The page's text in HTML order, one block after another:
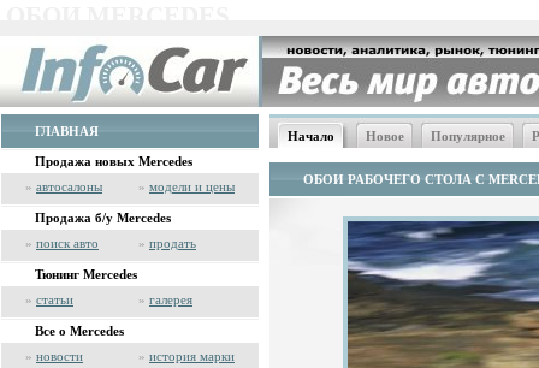
ГЛАВНАЯ
Продажа новых Mercedes
» автосалоны » модели и цены
Продажа б/у Mercedes
» поиск авто » продать
Тюнинг Mercedes
» статьи » галерея
Все о Mercedes
» новости » история марки
Начало Новое Популярное
ОБОИ РАБОЧЕГО СТОЛА С